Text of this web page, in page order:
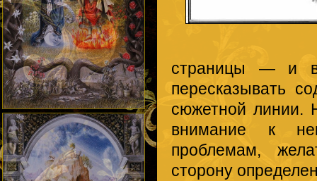
страницы — и
пересказывать
сюжетной линии.
внимание к
проблемам,
сторону